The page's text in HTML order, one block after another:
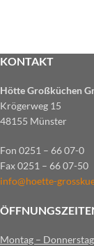
KONTAKT
Hötte Großküchen
Krögerweg 15
48155 Münster
Fon 0251 – 66 07-0
Fax 0251 – 66 07-50
info@hoette-
Montag – Donnerstag